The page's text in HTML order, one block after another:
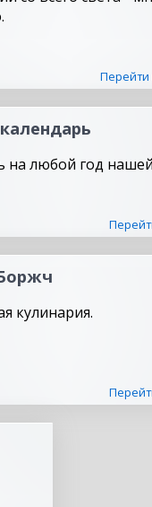
Перейти
на любой год
кулинария.